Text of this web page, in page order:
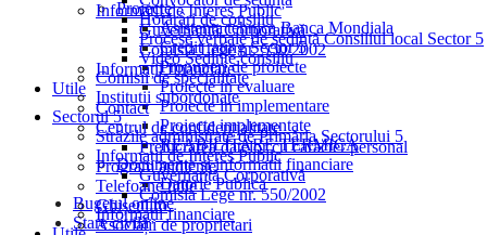
Proiecte
Asistenta tehnica Banca Mondiala
Credit rating Sector 5
Propuneri de proiecte
Proiecte in evaluare
Proiecte in implementare
Proiecte implementate
REABILITARE TERMICA
Documente si informatii financiare
Datorie Publica
Bugetul online
Stare civilă
Informații de Interes Public
Guvernanță Corporativă
Comisia Lege nr. 550/2002
Informații financiare
Utile
Contact
Centrul de confidențialitate
Prelucrarea datelor cu caracter personal
Program audiențe
Telefoane utile
Ghișeul.ro
Asociații de proprietari
Hotărâri de consiliu
Procese verbale de ședință Consiliul local Sector 5
Video Ședințe consiliu
Comisii de specialitate
Institutii subordonate
Sectorul 5
Străzile administrate de Primăria Sectorului 5
Informații de Interes Public
Guvernanță Corporativă
Comisia Lege nr. 550/2002
Informații financiare